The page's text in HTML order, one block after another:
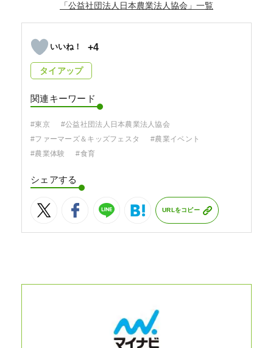
「公益社団法人日本農業法人協会」
+4
タイアップ
関連キーワード
#東京
#公益社団法人日本農業法人協会
#ファーマーズ＆キッズフェスタ
#農業イベント
#農業体験
#食育
シェアする
URLをコピー